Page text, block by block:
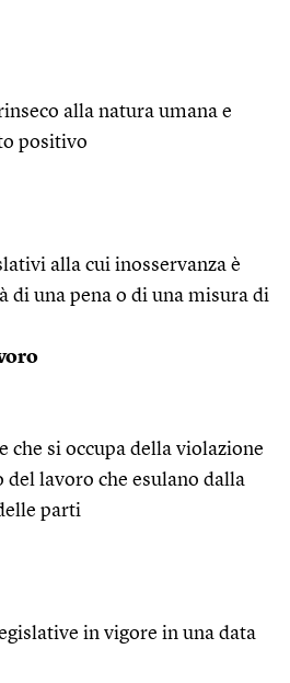
alla natura umana e
positivo
alla cui inosservanza è
di una pena o di una misura di
che si occupa della violazione
lavoro che esulano dalla
parti
in vigore in una data